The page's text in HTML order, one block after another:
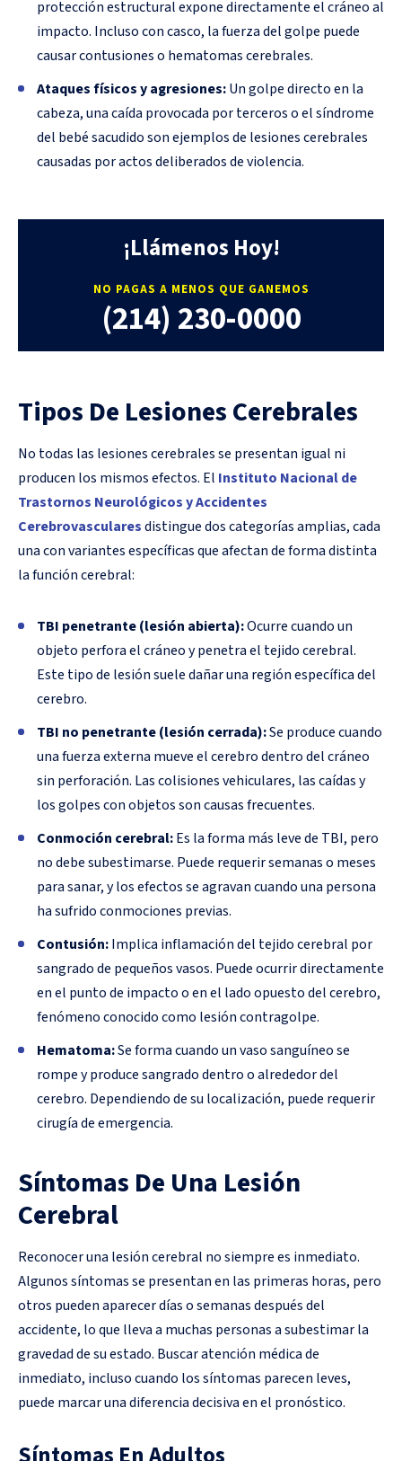
protección estructural expone directamente el cráneo al
impacto. Incluso con casco, la fuerza del golpe puede
causar contusiones o hematomas cerebrales.
Ataques físicos y agresiones:Un golpe directo en la
cabeza, una caída provocada por terceros o el síndrome
del bebé sacudido son ejemplos de lesiones cerebrales
causadas por actos deliberados de violencia.
¡Llámenos Hoy!
NO PAGAS A MENOS QUE GANEMOS
(214) 230-0000
Tipos De Lesiones Cerebrales
No todas las lesiones cerebrales se presentan igual ni
producen los mismos efectos. El Instituto Nacional de
Trastornos Neurológicos y Accidentes
Cerebrovascularesdistingue dos categorías amplias, cada
una con variantes específicas que afectan de forma distinta
la función cerebral:
TBI penetrante (lesión abierta):Ocurre cuando un
objeto perfora el cráneo y penetra el tejido cerebral.
Este tipo de lesión suele dañar una región específica del
cerebro.
TBI no penetrante (lesión cerrada):Se produce cuando
una fuerza externa mueve el cerebro dentro del cráneo
sin perforación. Las colisiones vehiculares, las caídas y
los golpes con objetos son causas frecuentes.
Conmoción cerebral:Es la forma más leve de TBI, pero
no debe subestimarse. Puede requerir semanas o meses
para sanar, y los efectos se agravan cuando una persona
ha sufrido conmociones previas.
Contusión:Implica inflamación del tejido cerebral por
sangrado de pequeños vasos. Puede ocurrir directamente
en el punto de impacto o en el lado opuesto del cerebro,
fenómeno conocido como lesión contragolpe.
Hematoma:Se forma cuando un vaso sanguíneo se
rompe y produce sangrado dentro o alrededor del
cerebro. Dependiendo de su localización, puede requerir
cirugía de emergencia.
Síntomas De Una Lesión
Cerebral
Reconocer una lesión cerebral no siempre es inmediato.
Algunos síntomas se presentan en las primeras horas, pero
otros pueden aparecer días o semanas después del
accidente, lo que lleva a muchas personas a subestimar la
gravedad de su estado. Buscar atención médica de
inmediato, incluso cuando los síntomas parecen leves,
puede marcar una diferencia decisiva en el pronóstico.